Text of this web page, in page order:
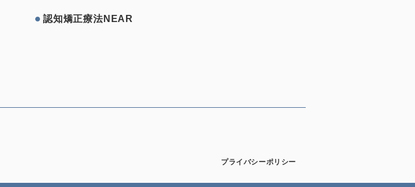
プライバシーポリシー
認知矯正療法NEAR